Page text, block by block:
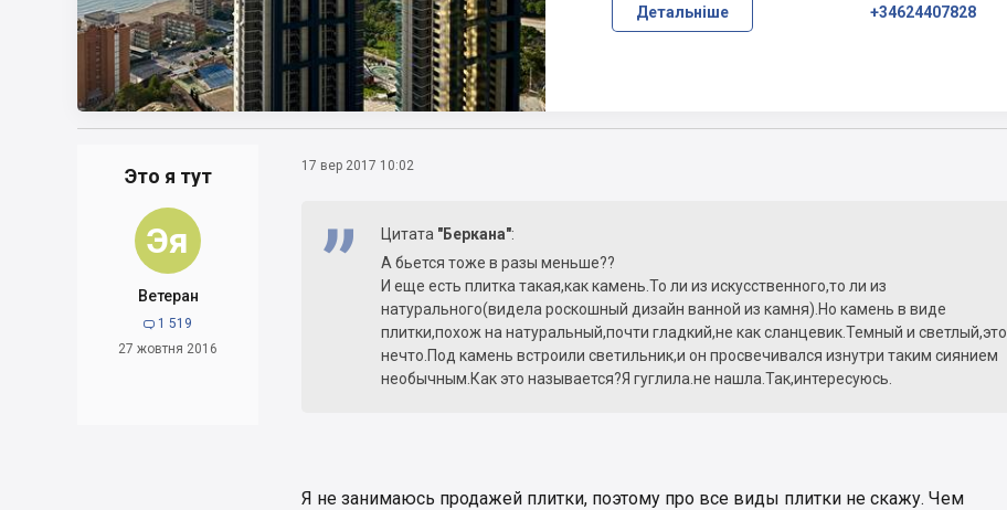
Это я тут
Эя
Ветеран
 1 519
27 жовтня 2016
17 вер 2017 10:02
Цитата "Беркана":
А бьется тоже в разы меньше??
И еще есть плитка такая,как камень.То ли из искусственного,то ли из
натурального(видела роскошный дизайн ванной из камня).Но камень в виде
плитки,похож на натуральный,почти гладкий,не как сланцевик.Темный и светлый,это
нечто.Под камень встроили светильник,и он просвечивался изнутри таким сиянием
необычным.Как это называется?Я гуглила.не нашла.Так,интересуюсь.
Я не занимаюсь продажей плитки, поэтому про все виды плитки не скажу. Чем
Детальніше +34624407828